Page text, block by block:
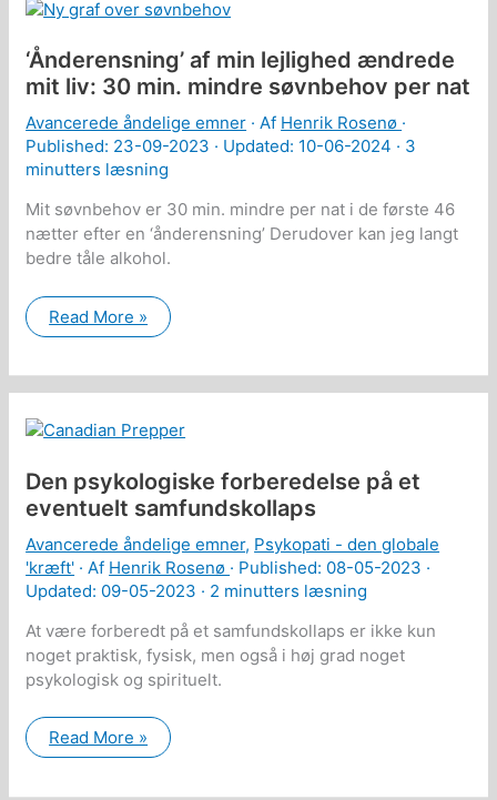
begrebet,
samt
bekæmpe
vs.
at
problemer
‘Ånderensning’ af min lejlighed ændrede
mit liv: 30 min. mindre søvnbehov per nat
Avancerede åndelige emner · Af Henrik Rosenø ·
Published: 23-09-2023 · Updated: 10-06-2024 · 3
minutters læsning
Mit søvnbehov er 30 min. mindre per nat i de første 46
nætter efter en ‘ånderensning’ Derudover kan jeg langt
bedre tåle alkohol.
‘Ånderensning’
af
ændrede
mit
30
søvnbehov
per
nat
Read More »
Den psykologiske forberedelse på et
eventuelt samfundskollaps
Avancerede åndelige emner, Psykopati - den globale
'kræft' · Af Henrik Rosenø · Published: 08-05-2023 ·
Updated: 09-05-2023 · 2 minutters læsning
At være forberedt på et samfundskollaps er ikke kun
noget praktisk, fysisk, men også i høj grad noget
psykologisk og spirituelt.
Den
psykologiske
Read More »